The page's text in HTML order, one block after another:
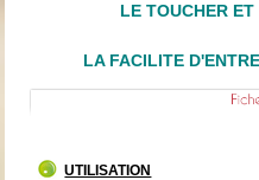
LE TOUCHER
LA FACILITE
UTILISATION